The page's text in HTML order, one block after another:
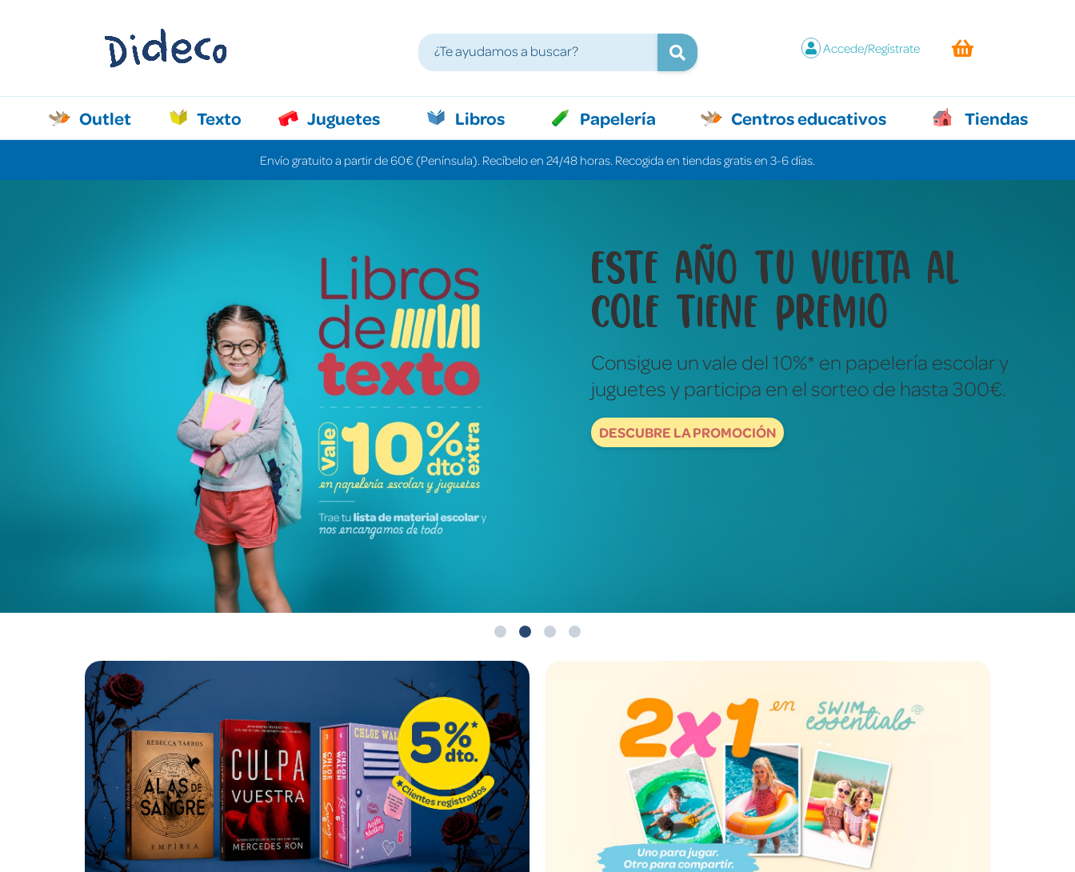
Accede/Regístrate
Outlet Texto Juguetes Libros Papelería Centros educativos Tiendas
Envío gratuito a partir de 60€ (Península). Recíbelo en 24/48 horas. Recogida en tiendas gratis en 3-6 días.
Libros y juegos que lo
cuentan todo sin decir ni
una palabra
Fotografías reales para descubrir y explorar el
mundo de verdad.